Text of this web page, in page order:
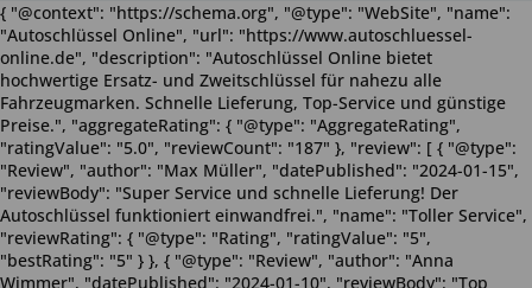
{ "@context": "https://schema.org", "@type": "WebSite", "name":
"Autoschlüssel Online", "url": "https://www.autoschluessel-
online.de", "description": "Autoschlüssel Online bietet
hochwertige Ersatz- und Zweitschlüssel für nahezu alle
Fahrzeugmarken. Schnelle Lieferung, Top-Service und günstige
Preise.", "aggregateRating": { "@type": "AggregateRating",
"ratingValue": "5.0", "reviewCount": "187" }, "review": [ { "@type":
"Review", "author": "Max Müller", "datePublished": "2024-01-15",
"reviewBody": "Super Service und schnelle Lieferung! Der
Autoschlüssel funktioniert einwandfrei.", "name": "Toller Service",
"reviewRating": { "@type": "Rating", "ratingValue": "5",
"bestRating": "5" } }, { "@type": "Review", "author": "Anna
Wimmer", "datePublished": "2024-01-10", "reviewBody": "Top